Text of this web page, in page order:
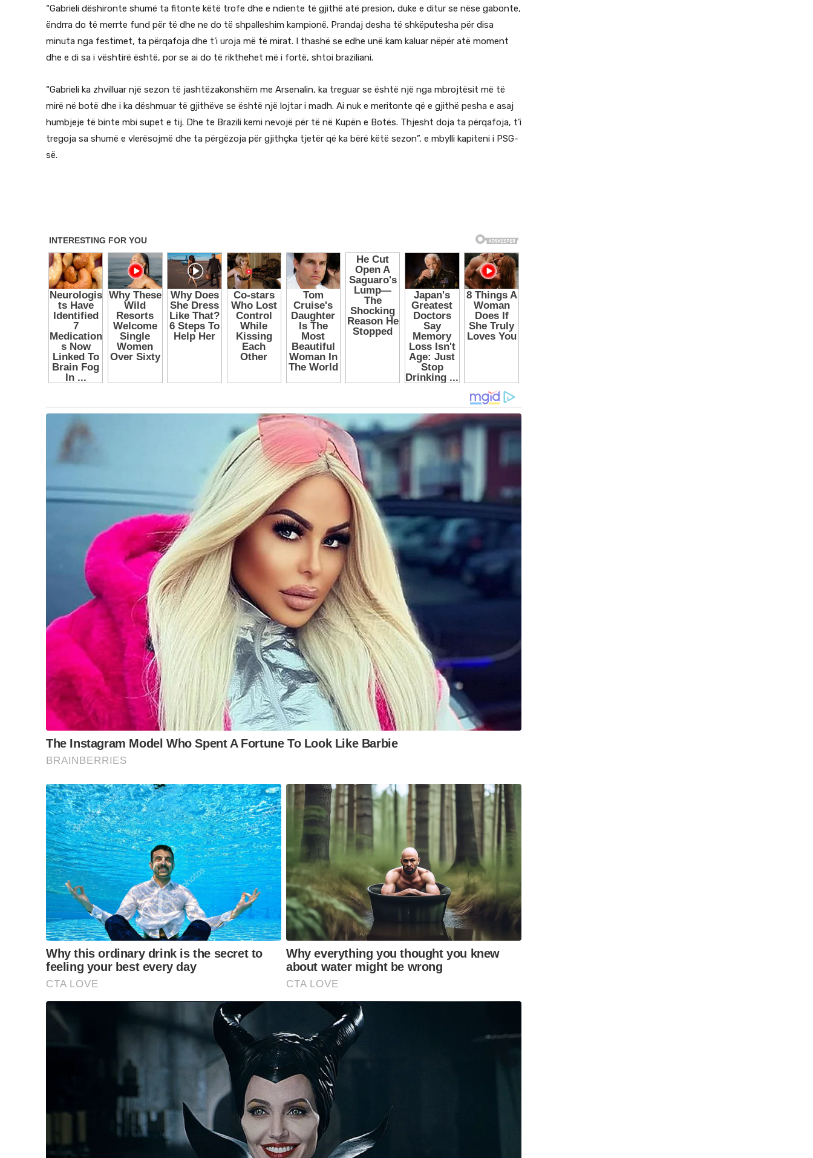
“Gabrieli dëshironte shumë ta fitonte këtë trofe dhe e ndiente të gjithë atë presion, duke e ditur se nëse gabonte,
ëndrra do të merrte fund për të dhe ne do të shpalleshim kampionë. Prandaj desha të shkëputesha për disa
minuta nga festimet, ta përqafoja dhe t’i uroja më të mirat. I thashë se edhe unë kam kaluar nëpër atë moment
dhe e di sa i vështirë është, por se ai do të rikthehet më i fortë, shtoi braziliani.
“Gabrieli ka zhvilluar një sezon të jashtëzakonshëm me Arsenalin, ka treguar se është një nga mbrojtësit më të
mirë në botë dhe i ka dëshmuar të gjithëve se është një lojtar i madh. Ai nuk e meritonte që e gjithë pesha e asaj
humbjeje të binte mbi supet e tij. Dhe te Brazili kemi nevojë për të në Kupën e Botës. Thjesht doja ta përqafoja, t’i
tregoja sa shumë e vlerësojmë dhe ta përgëzoja për gjithçka tjetër që ka bërë këtë sezon”, e mbylli kapiteni i PSG-
së.